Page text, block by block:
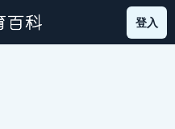
登入